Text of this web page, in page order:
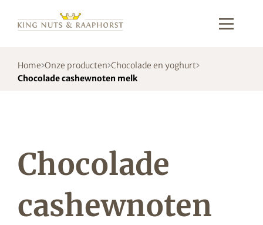
Home Onze producten Chocolade en yoghurt
Chocolade cashewnoten melk
Chocolade
cashewnoten